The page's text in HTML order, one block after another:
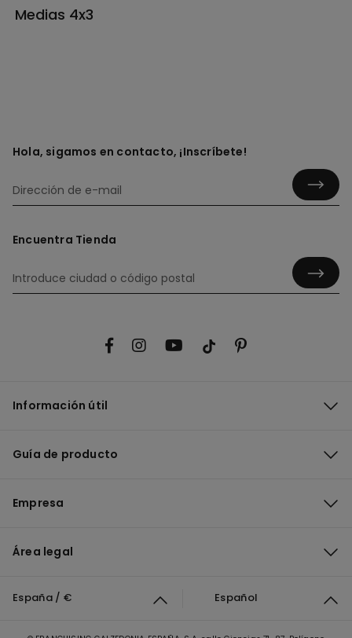
Medias 4x3
Hola, sigamos en contacto, ¡Inscríbete!
Encuentra Tienda
Información útil
Guía de producto
Empresa
Área legal
España / € Español